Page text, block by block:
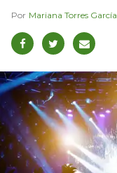
Mariana Torres García